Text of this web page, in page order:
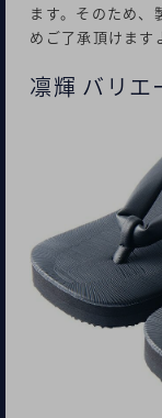
ます。そのため、
めご了承頂けます
凛輝 バリエ